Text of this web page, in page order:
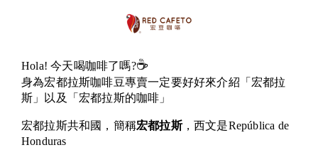
Hola! 今天喝咖啡了嗎?☕️
身為宏都拉斯咖啡豆專賣一定要好好來介紹「宏都拉
斯」以及「宏都拉斯的咖啡」
宏都拉斯共和國，簡稱宏都拉斯，西文是República de
Honduras